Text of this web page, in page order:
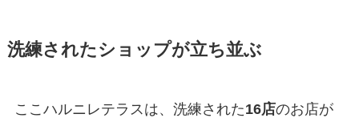
洗練されたショップが立ち並ぶ
ここハルニレテラスは、洗練された16店のお店が